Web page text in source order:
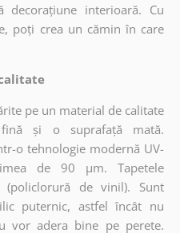
interioară. Cu
poți crea un cămin în care
pe un material de calitate
și o suprafață mată.
o tehnologie modernă UV-
de 90 µm. Tapetele
(policlorură de vinil). Sunt
puternic, astfel încât nu
vor adera bine pe perete.